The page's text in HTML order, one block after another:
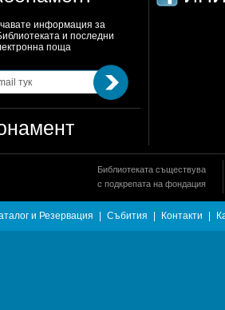
информация за
и последни
поща
Библиотеката съществува
с подкрепата на фондация
и Резервация Събития Контакти